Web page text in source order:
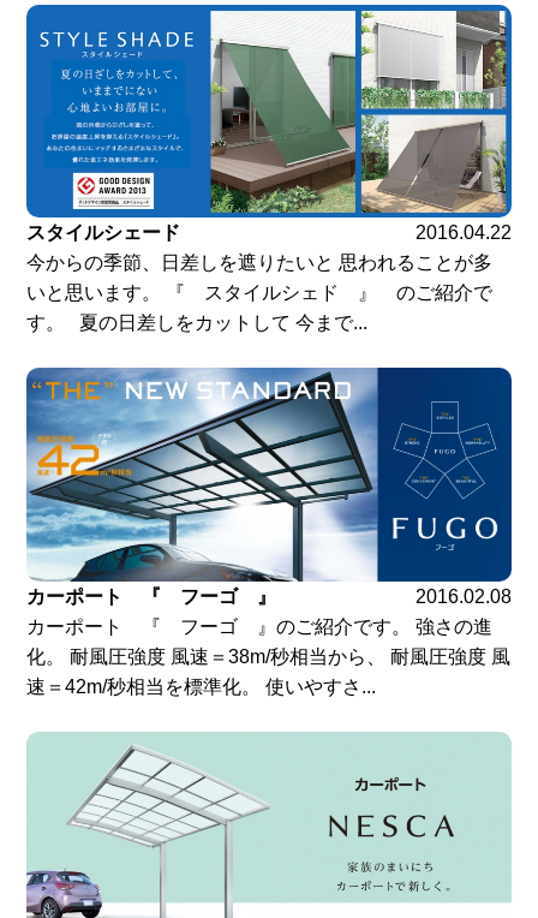
スタイルシェード
2016.04.22
今からの季節、日差しを遮りたいと 思われることが多
いと思います。 『 スタイルシェド 』 のご紹介で
す。 夏の日差しをカットして 今まで...
カーポート 『 フーゴ 』
2016.02.08
カーポート 『 フーゴ 』のご紹介です。 強さの進
化。 耐風圧強度 風速＝38m/秒相当から、 耐風圧強度 風
速＝42m/秒相当を標準化。 使いやすさ...